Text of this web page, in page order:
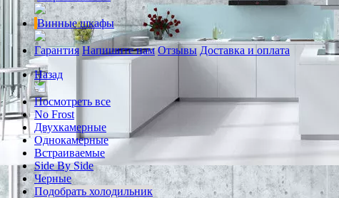
Винные шкафы
Гарантия Напишите нам Отзывы Доставка и оплата
Назад
Посмотреть все
No Frost
Двухкамерные
Однокамерные
Встраиваемые
Side By Side
Черные
Подобрать холодильник